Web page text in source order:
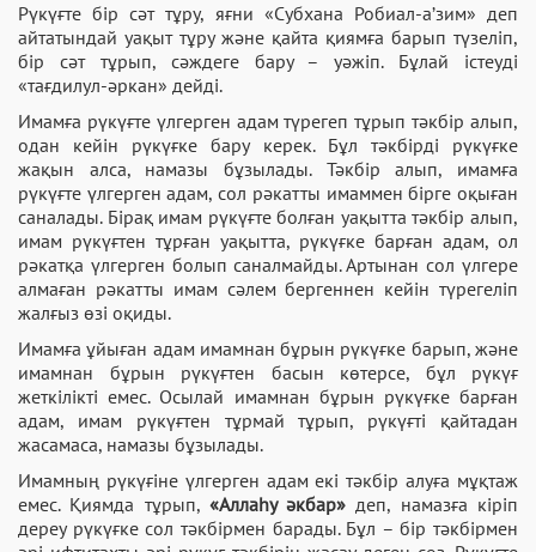
Рүкүғте бір сәт тұру, яғни «Субхана Робиал-а’зим» деп
айтатындай уақыт тұру және қайта қиямға барып түзеліп,
бір сәт тұрып, сәждеге бару – уәжіп. Бұлай істеуді
«тағдилул-әркан» дейді.
Имамға рүкүғте үлгерген адам түрегеп тұрып тәкбір алып,
одан кейін рүкүғке бару керек. Бұл тәкбірді рүкүғке
жақын алса, намазы бұзылады. Тәкбір алып, имамға
рүкүғте үлгерген адам, сол рәкатты имаммен бірге оқыған
саналады. Бірақ имам рүкүғте болған уақытта тәкбір алып,
имам рүкүғтен тұрған уақытта, рүкүғке барған адам, ол
рәкатқа үлгерген болып саналмайды. Артынан сол үлгере
алмаған рәкатты имам сәлем бергеннен кейін түрегеліп
жалғыз өзі оқиды.
Имамға ұйыған адам имамнан бұрын рүкүғке барып, және
имамнан бұрын рүкүғтен басын көтерсе, бұл рүкүғ
жеткілікті емес. Осылай имамнан бұрын рүкүғке барған
адам, имам рүкүғтен тұрмай тұрып, рүкүғті қайтадан
жасамаса, намазы бұзылады.
Имамның рүкүғіне үлгерген адам екі тәкбір алуға мұқтаж
емес. Қиямда тұрып, «Аллаһу әкбар»деп, намазға кіріп
дереу рүкүғке сол тәкбірмен барады. Бұл – бір тәкбірмен